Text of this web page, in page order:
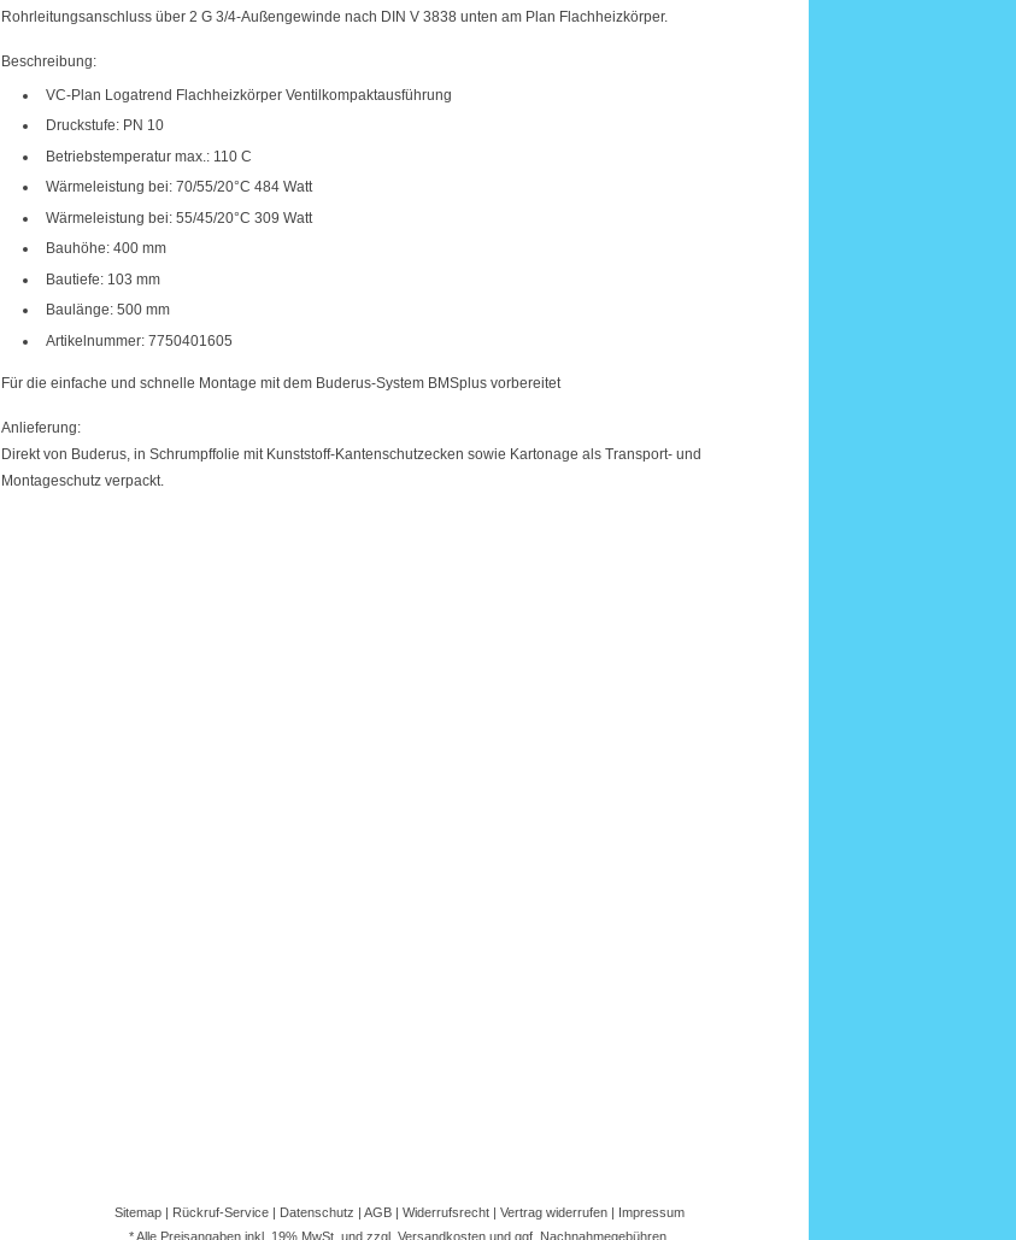
Rohrleitungsanschluss über 2 G 3/4-Außengewinde nach DIN V 3838 unten am Plan Flachheizkörper.
Beschreibung:
VC-Plan Logatrend Flachheizkörper Ventilkompaktausführung
Druckstufe: PN 10
Betriebstemperatur max.: 110 C
Wärmeleistung bei: 70/55/20°C 484 Watt
Wärmeleistung bei: 55/45/20°C 309 Watt
Bauhöhe: 400 mm
Bautiefe: 103 mm
Baulänge: 500 mm
Artikelnummer: 7750401605
Für die einfache und schnelle Montage mit dem Buderus-System BMSplus vorbereitet
Anlieferung:
Direkt von Buderus, in Schrumpffolie mit Kunststoff-Kantenschutzecken sowie Kartonage als Transport- und
Montageschutz verpackt.
Sitemap| Rückruf-Service| Datenschutz | AGB| Widerrufsrecht| Vertrag widerrufen| Impressum
* Alle Preisangaben inkl. 19% MwSt. und zzgl. Versandkostenund ggf. Nachnahmegebühren.